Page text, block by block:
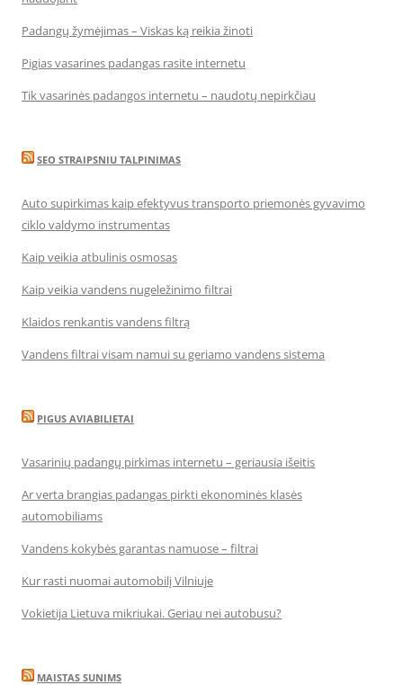
Padangų žymėjimas – Viskas ką reikia žinoti
Pigias vasarines padangas rasite internetu
Tik vasarinės padangos internetu – naudotų nepirkčiau
SEO STRAIPSNIU TALPINIMAS
Auto supirkimas kaip efektyvus transporto priemonės gyvavimo
ciklo valdymo instrumentas
Kaip veikia atbulinis osmosas
Kaip veikia vandens nugeležinimo filtrai
Klaidos renkantis vandens filtrą
Vandens filtrai visam namui su geriamo vandens sistema
PIGUS AVIABILIETAI
Vasarinių padangų pirkimas internetu – geriausia išeitis
Ar verta brangias padangas pirkti ekonominės klasės
automobiliams
Vandens kokybės garantas namuose – filtrai
Kur rasti nuomai automobilį Vilniuje
Vokietija Lietuva mikriukai. Geriau nei autobusu?
MAISTAS SUNIMS